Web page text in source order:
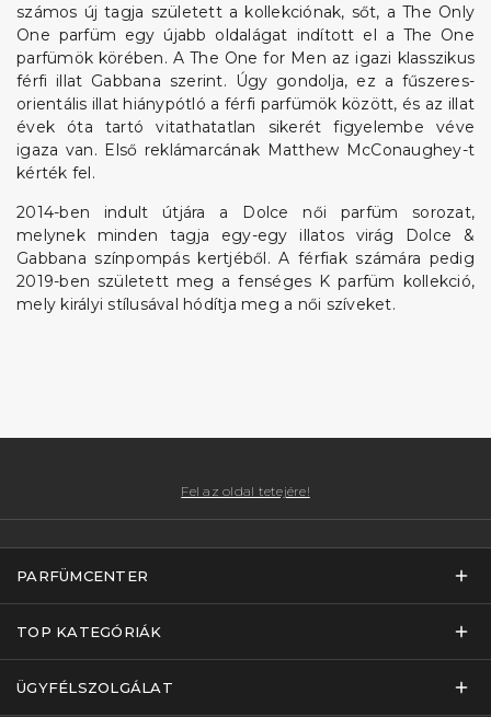
számos új tagja született a kollekciónak, sőt, a The Only
One parfüm egy újabb oldalágat indított el a The One
parfümök körében. A The One for Men az igazi klasszikus
férfi illat Gabbana szerint. Úgy gondolja, ez a fűszeres-
orientális illat hiánypótló a férfi parfümök között, és az illat
évek óta tartó vitathatatlan sikerét figyelembe véve
igaza van. Első reklámarcának Matthew McConaughey-t
kérték fel.
2014-ben indult útjára a Dolce női parfüm sorozat,
melynek minden tagja egy-egy illatos virág Dolce &
Gabbana színpompás kertjéből. A férfiak számára pedig
2019-ben született meg a fenséges K parfüm kollekció,
mely királyi stílusával hódítja meg a női szíveket.
Fel az oldal tetejére!
PARFÜMCENTER
TOP KATEGÓRIÁK
ÜGYFÉLSZOLGÁLAT